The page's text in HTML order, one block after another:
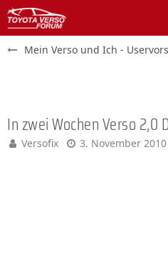
Mein Verso und Ich -
In zwei Wochen Verso 2,0
Versofix 3. November 2010